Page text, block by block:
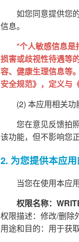
如您同意提供您
信息。
*个人敏感信息是
损害或歧视性待遇等
容、健康生理信息等
安全规范》，定义与
(2) 本应用相关功
您在意见反馈拍
该功能，但不影响您
2. 为您提供本应
当您在使用本应
权限名称：
权限描述：修改/删除
用途和目的：用于获